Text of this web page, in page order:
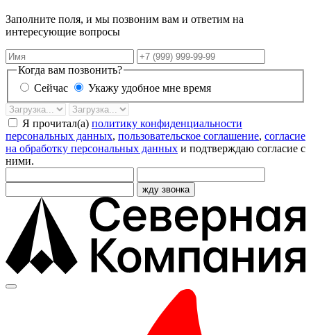
Заполните поля, и мы позвоним вам и ответим на
интересующие вопросы
Имя
Телефон
Когда вам позвонить?
Сейчас
Укажу удобное мне время
Дата
звонка
Время
Я прочитал(а) политику конфиденциальности
персональных данных, пользовательское соглашение, согласие
на обработку персональных данных и подтверждаю согласие с
ними.
жду звонка